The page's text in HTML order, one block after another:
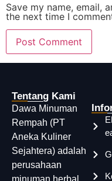
Save my name, email,
the next time I
Tentang Kami
Dawa Minuman
Rempah (PT
Aneka Kuliner
Sejahtera) adalah
perusahaan
minuman herbal